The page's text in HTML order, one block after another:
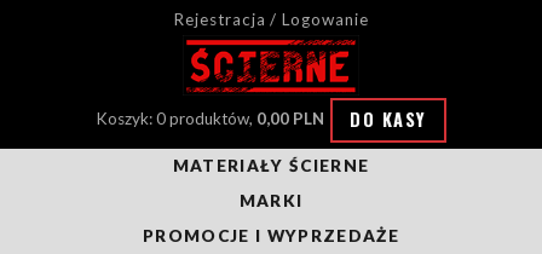
Rejestracja / Logowanie
Koszyk: 0 produktów, 0,00 PLN DO KASY
MATERIAŁY ŚCIERNE
MARKI
PROMOCJE I WYPRZEDAŻE